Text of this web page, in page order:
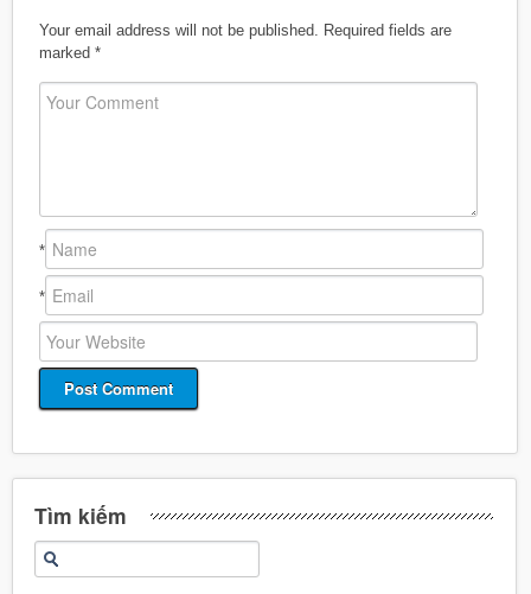
Your email address will not be published.
Required fields are
marked *
*
*
Tìm kiếm